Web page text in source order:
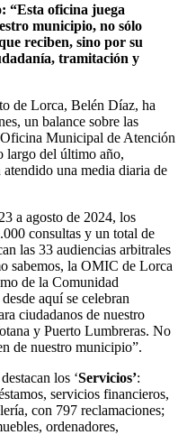
“Esta oficina juega
municipio, no sólo
reciben, sino por su
tramitación y
de Lorca, Belén Díaz, ha
un balance sobre las
Oficina Municipal de Atención
largo del último año,
una media diaria de
a agosto de 2024, los
consultas y un total de
las 33 audiencias arbitrales
sabemos, la OMIC de Lorca
de la Comunidad
aquí se celebran
ciudadanos de nuestro
y Puerto Lumbreras. No
de nuestro municipio”.
los ‘Servicios’:
servicios financieros,
con 797 reclamaciones;
ordenadores,